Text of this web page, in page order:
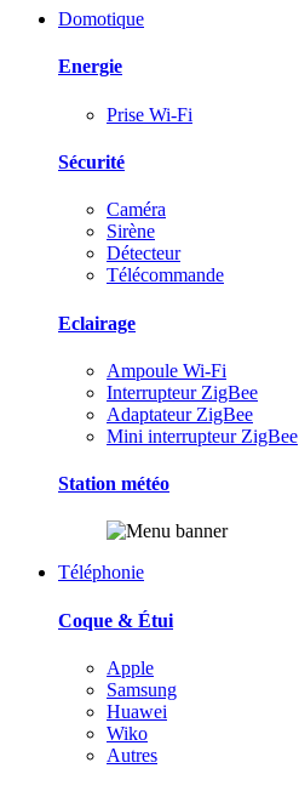
Domotique
Energie
Prise Wi-Fi
Sécurité
Caméra
Sirène
Détecteur
Télécommande
Eclairage
Ampoule Wi-Fi
Interrupteur ZigBee
Adaptateur ZigBee
Mini interrupteur ZigBee
Station météo
Téléphonie
Coque & Étui
Apple
Samsung
Huawei
Wiko
Autres